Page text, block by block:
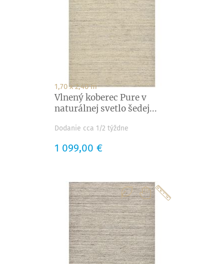
1,70 x 2,40 m
Vlnený koberec Pure v
naturálnej svetlo šedej...
Dodanie cca 1/2 týždne
Cena
1 099,00 €